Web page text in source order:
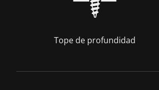
Tope de profundidad